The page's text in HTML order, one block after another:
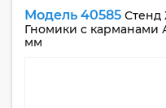
Модель 40585 Стенд
Гномики с карманами
мм